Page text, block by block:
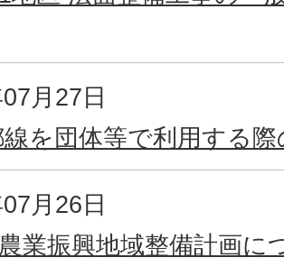
月27日
を団体等で利用する
月26日
業振興地域整備計画に